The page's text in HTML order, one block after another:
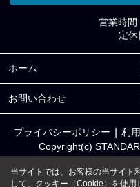
営業時間
定休
ホーム
お問い合わせ
プライバシーポリシー 利
Copyright(c)
当サイトでは、お客様の当サイト
して、クッキー（Cookie）を使用